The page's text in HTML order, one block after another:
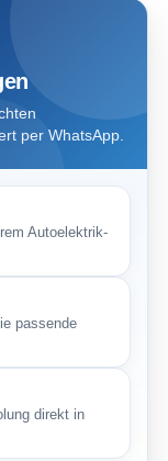
per WhatsApp.
Autoelektrik-
passende
direkt in